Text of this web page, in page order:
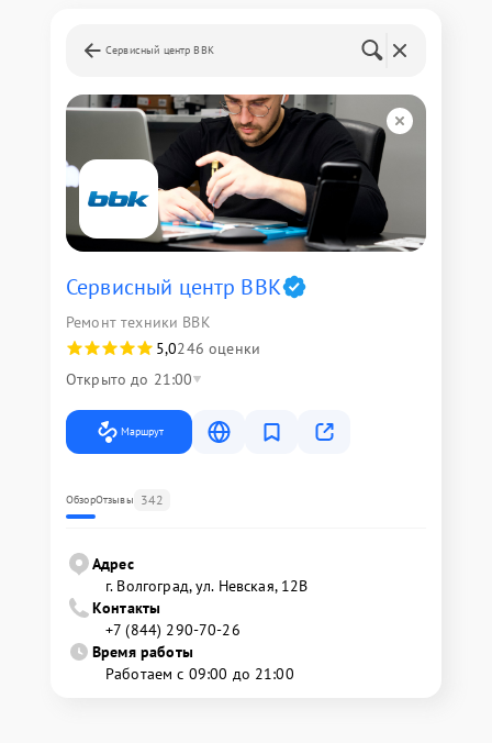
Сервисный центр BBK
Сервисный центр BBK
Ремонт техники BBK
5,0246 оценки
Открыто до 21:00
Маршрут
ОбзорОтзывы 342
Адрес
г. Волгоград, ул. Невская, 12В
Контакты
+7 (844) 290-70-26
Время работы
Работаем с 09:00 до 21:00